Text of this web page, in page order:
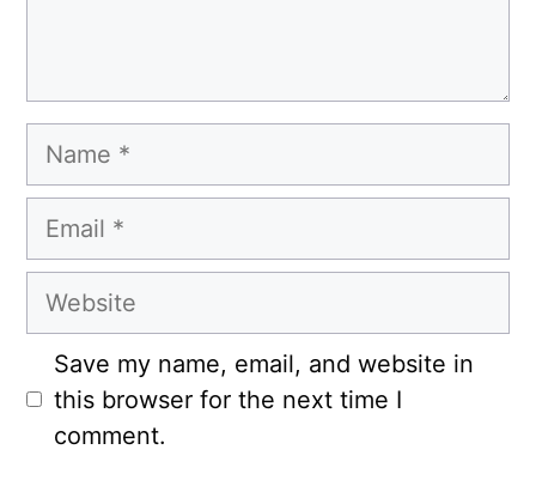
Name
Email
Website
Save my name, email, and website in
this browser for the next time I
comment.